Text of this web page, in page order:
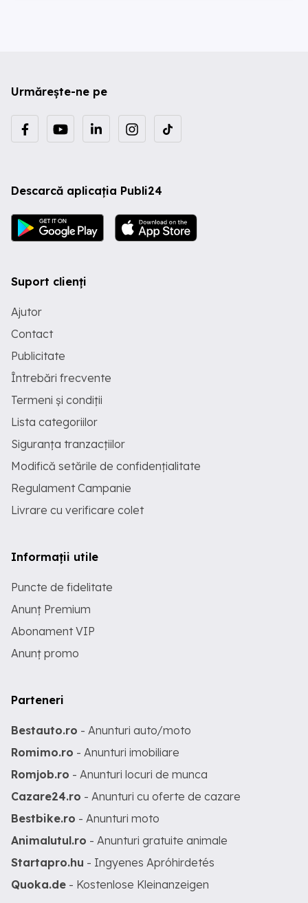
Urmărește-ne pe
Descarcă aplicația Publi24
Suport clienți
Ajutor
Contact
Publicitate
Întrebări frecvente
Termeni și condiții
Lista categoriilor
Siguranța tranzacțiilor
Modifică setările de confidențialitate
Regulament Campanie
Livrare cu verificare colet
Informații utile
Puncte de fidelitate
Anunț Premium
Abonament VIP
Anunț promo
Parteneri
Bestauto.ro - Anunturi auto/moto
Romimo.ro - Anunturi imobiliare
Romjob.ro - Anunturi locuri de munca
Cazare24.ro - Anunturi cu oferte de cazare
Bestbike.ro - Anunturi moto
Animalutul.ro - Anunturi gratuite animale
Startapro.hu - Ingyenes Apróhirdetés
Quoka.de - Kostenlose Kleinanzeigen